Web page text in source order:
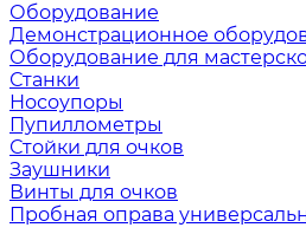
Оборудование
Демонстрационное
Оборудование для
Станки
Носоупоры
Пупиллометры
Стойки для очков
Заушники
Винты для очков
Пробная оправа